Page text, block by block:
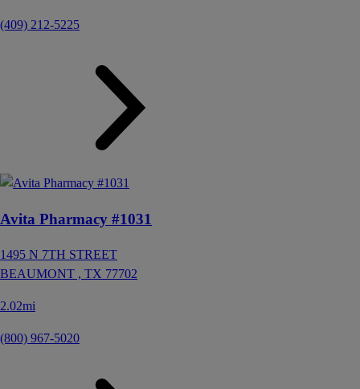
(409) 212-5225
Avita Pharmacy #1031
1495 N 7TH STREET
BEAUMONT , TX 77702
2.02mi
(800) 967-5020